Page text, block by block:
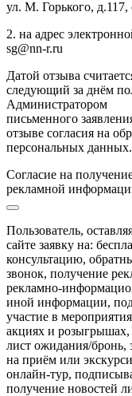
ул. М. Горького, д.117,
2. на адрес
sg@nn-r.ru
Датой отзыва
следующий за днём
Администратором
письменного
отзыве согласия на
персональных данных.
Согласие на
рекламной
Пользователь,
сайте заявку на:
консультацию,
звонок, получение
рекламно-
иной информации,
участие в
акциях и розыгрышах,
лист ожидания/бронь,
на приём или
онлайн-тур,
получение новостей